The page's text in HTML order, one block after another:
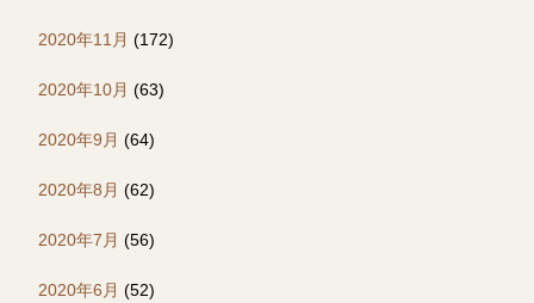
2020年11月 (172)
2020年10月 (63)
2020年9月 (64)
2020年8月 (62)
2020年7月 (56)
2020年6月 (52)